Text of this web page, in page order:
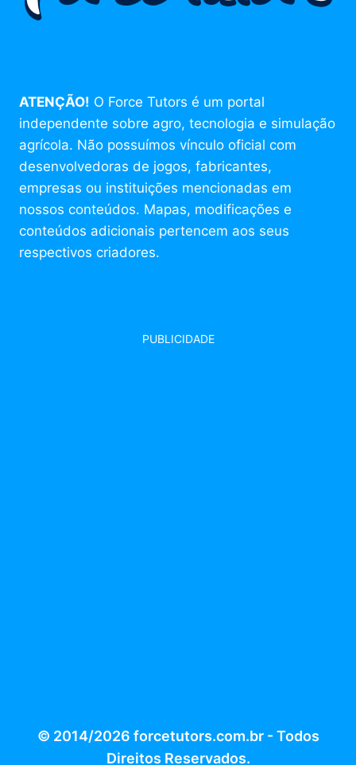
ATENÇÃO! O Force Tutors é um portal
independente sobre agro, tecnologia e simulação
agrícola. Não possuímos vínculo oficial com
desenvolvedoras de jogos, fabricantes,
empresas ou instituições mencionadas em
nossos conteúdos. Mapas, modificações e
conteúdos adicionais pertencem aos seus
respectivos criadores.
PUBLICIDADE
© 2014/2026 forcetutors.com.br - Todos
Direitos Reservados.